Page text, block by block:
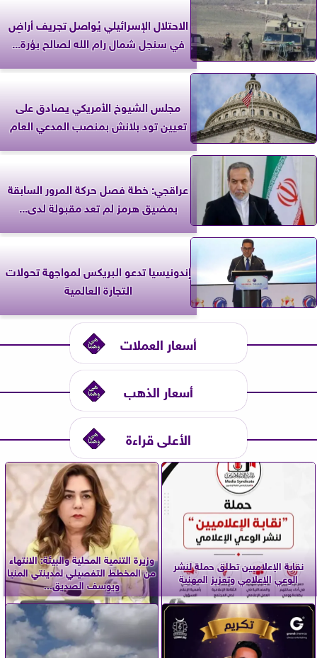
الاحتلال الإسرائيلي يُواصل تجريف أراضٍ
في سنجل شمال رام الله لصالح بؤرة...
مجلس الشيوخ الأمريكي يصادق على
تعيين تود بلانش بمنصب المدعي العام
عراقجي: خطة فصل حركة المرور السابقة
بمضيق هرمز لم تعد مقبولة لدى...
إندونيسيا تدعو البريكس لمواجهة تحولات
التجارة العالمية
أسعار العملات
أسعار الذهب
الأعلى قراءة
نقابة الإعلاميين تطلق حملة لنشر
الوعي الإعلامي وتعزيز المهنية
وزيرة التنمية المحلية والبيئة: الانتهاء
من المخطط التفصيلي لمدينتي المنيا
ويوسف الصديق...